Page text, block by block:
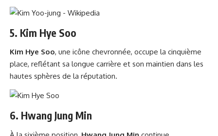
5. Kim Hye Soo
Kim Hye Soo, une icône chevronnée, occupe la cinquième
place, reflétant sa longue carrière et son maintien dans les
hautes sphères de la réputation.
6. Hwang Jung Min